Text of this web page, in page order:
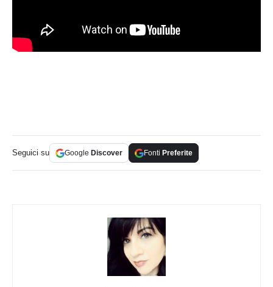
Seguici su Google Discover Fonti Preferite